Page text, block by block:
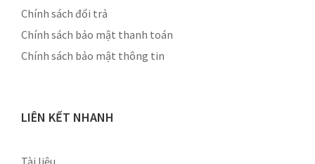
Chính sách đổi trả
Chính sách bảo mật thanh toán
Chính sách bảo mật thông tin
LIÊN KẾT NHANH
Tài liệu